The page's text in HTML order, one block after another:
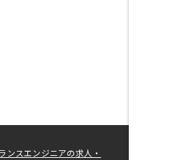
ンスエンジニアの求人・